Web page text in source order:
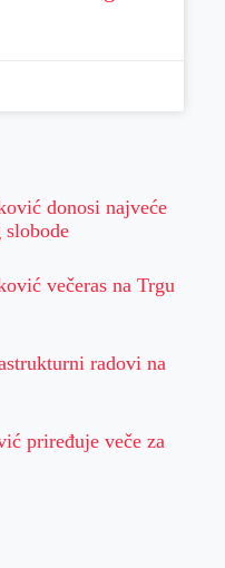
donosi najveće
slobode
večeras na Trgu
radovi na
priređuje veče za